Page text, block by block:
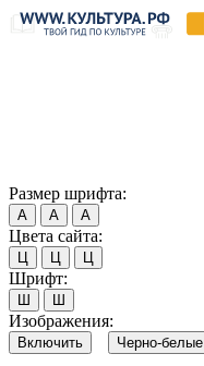
Размер шрифта:
А А А
Цвета сайта:
Ц Ц Ц
Шрифт:
Ш Ш
Изображения:
Включить Черно-белые